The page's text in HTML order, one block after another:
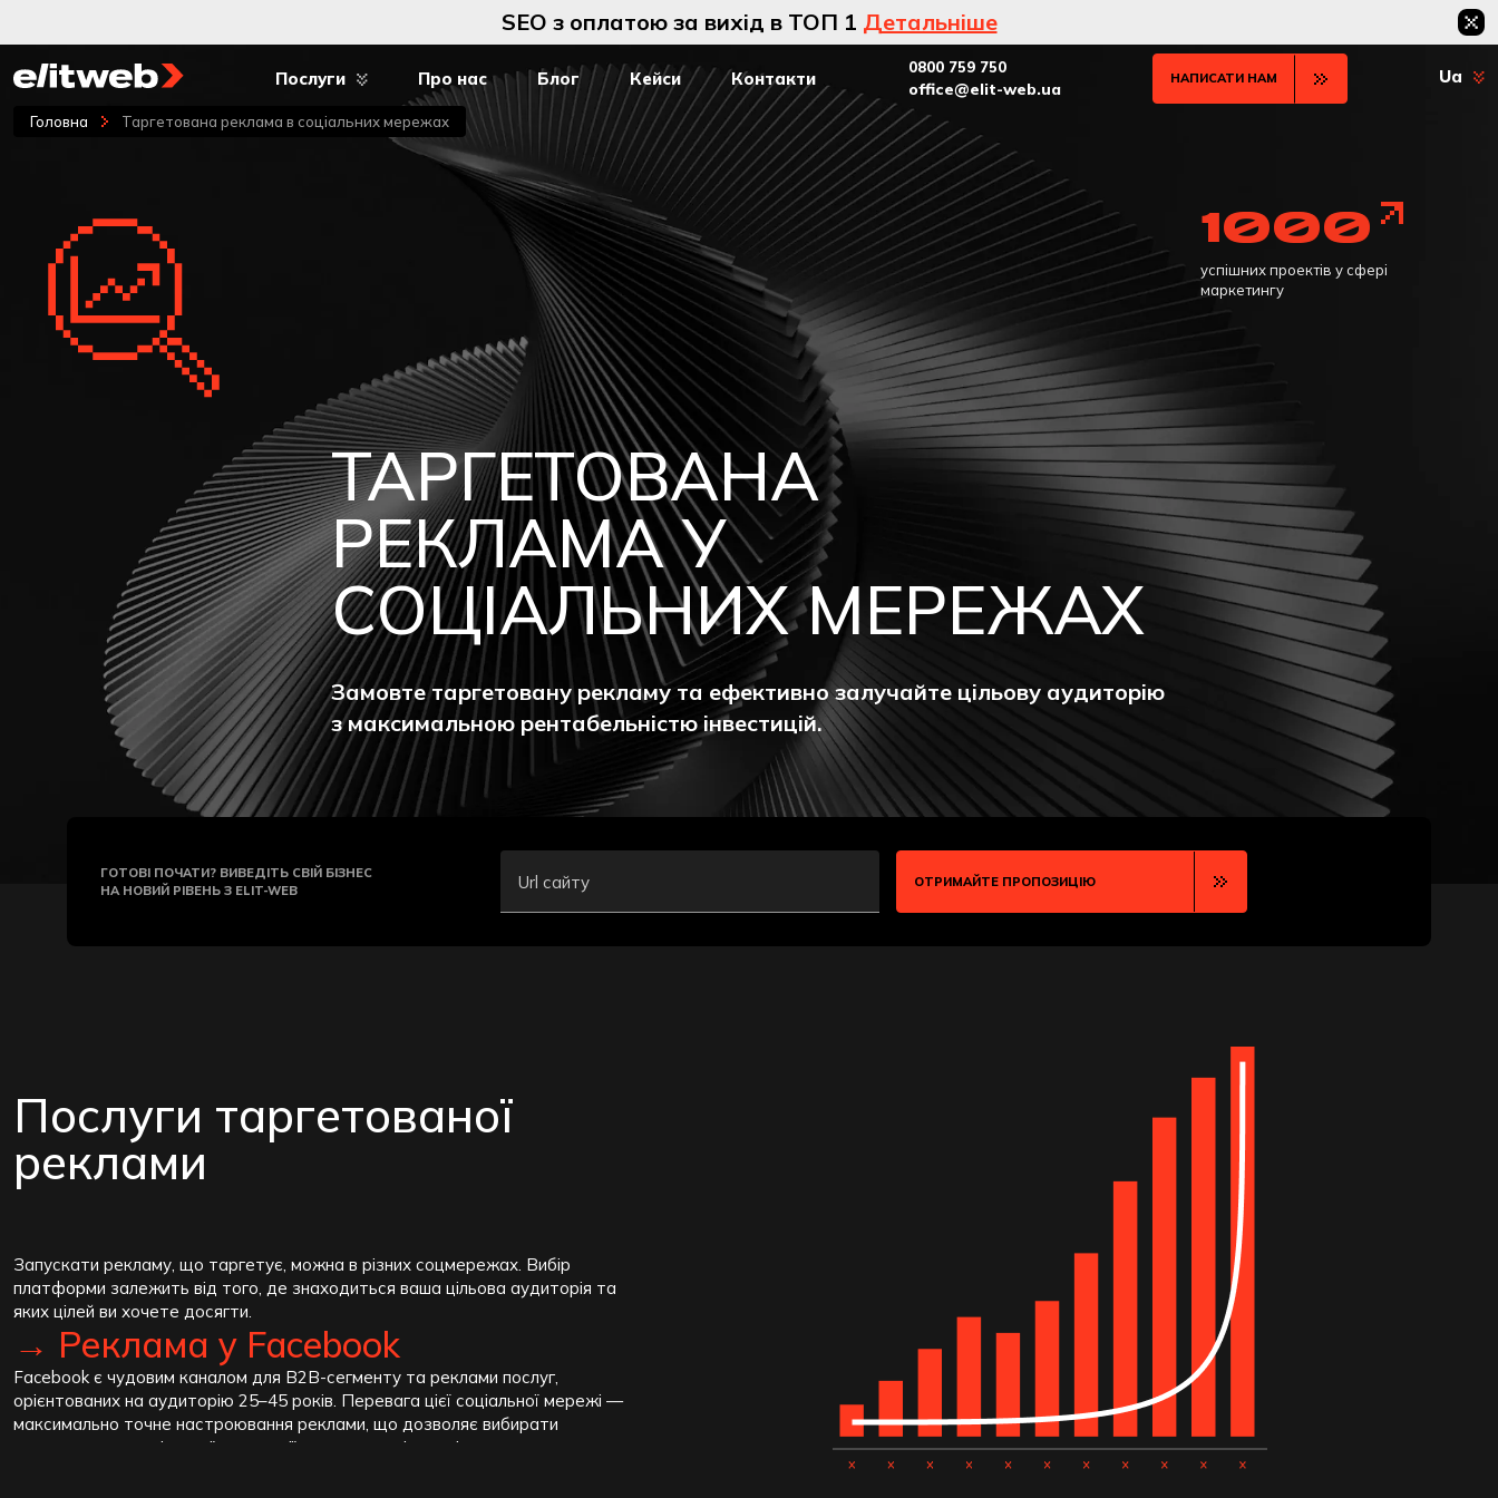
SEO з оплатою за вихід в ТОП 1 Детальніше
Послуги Про нас Блог Кейси Контакти
0800 759 750
office@elit-web.ua
НАПИСАТИ НАМ Ua
Головна Таргетована реклама в соціальних мережах
ТАРГЕТОВАНА
РЕКЛАМА У
СОЦІАЛЬНИХ МЕРЕЖАХ
Замовте таргетовану рекламу та ефективно залучайте цільову аудиторію
з максимальною рентабельністю інвестицій.
1000
успішних проектів у сфері
маркетингу
ГОТОВІ ПОЧАТИ? ВИВЕДІТЬ СВІЙ БІЗНЕС
НА НОВИЙ РІВЕНЬ З ELIT-WEB
Url сайту ОТРИМАЙТЕ ПРОПОЗИЦІЮ
Послуги таргетованої
реклами
Запускати рекламу, що таргетує, можна в різних соцмережах. Вибір
платформи залежить від того, де знаходиться ваша цільова аудиторія та
яких цілей ви хочете досягти.
→ Реклама у Facebook
Facebook є чудовим каналом для B2B-сегменту та реклами послуг,
орієнтованих на аудиторію 25–45 років. Перевага цієї соціальної мережі —
максимально точне настроювання реклами, що дозволяє вибирати
характеристики цільової аудиторії за статтю, віком, місцем розташування